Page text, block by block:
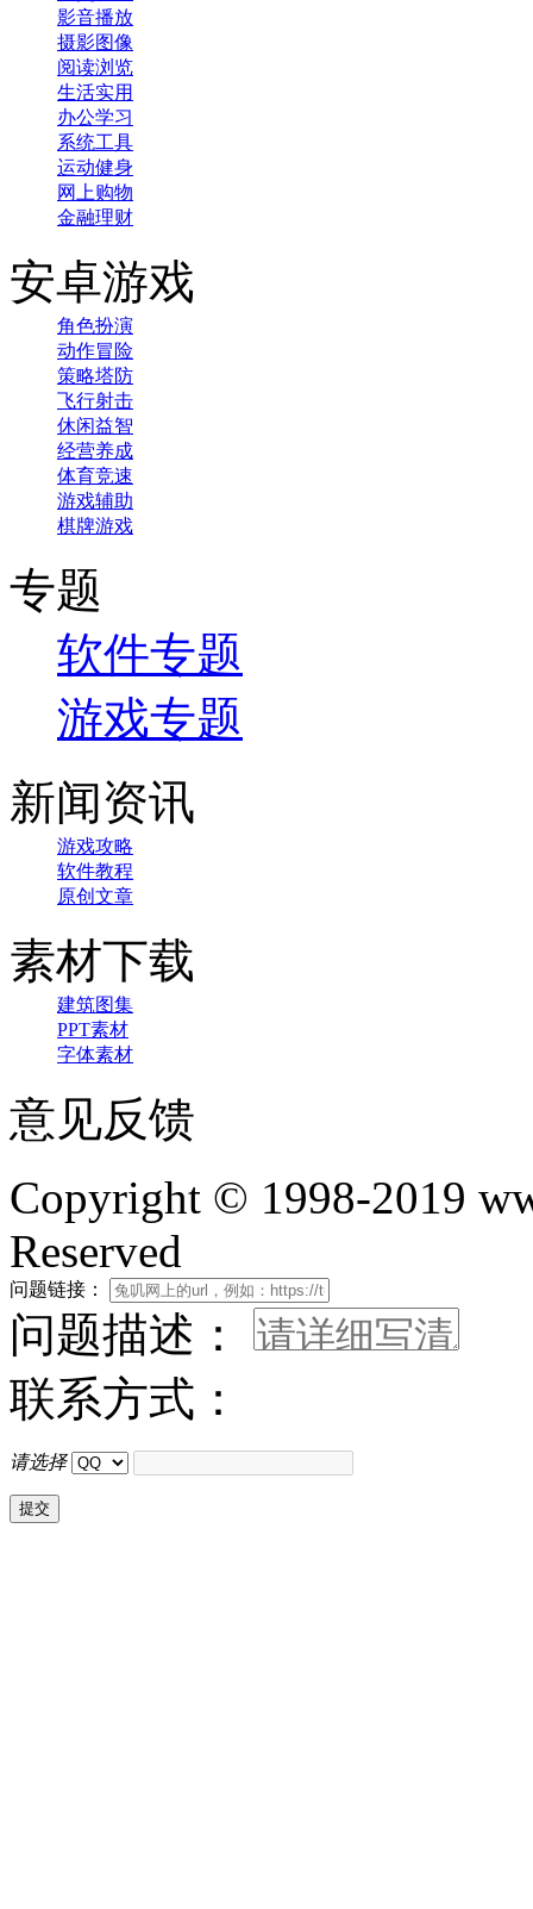
影音播放
摄影图像
阅读浏览
生活实用
办公学习
系统工具
运动健身
网上购物
金融理财
安卓游戏
角色扮演
动作冒险
策略塔防
飞行射击
休闲益智
经营养成
体育竞速
游戏辅助
棋牌游戏
专题
软件专题
游戏专题
新闻资讯
游戏攻略
软件教程
原创文章
素材下载
建筑图集
PPT素材
字体素材
意见反馈
Copyright © 1998-2019
Reserved
问题链接：
问题描述：
联系方式：
请选择